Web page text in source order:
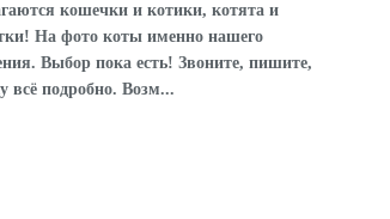
кошечки и котики, котята и
На фото коты именно нашего
Выбор пока есть! Звоните, пишите,
всё подробно. Возм...